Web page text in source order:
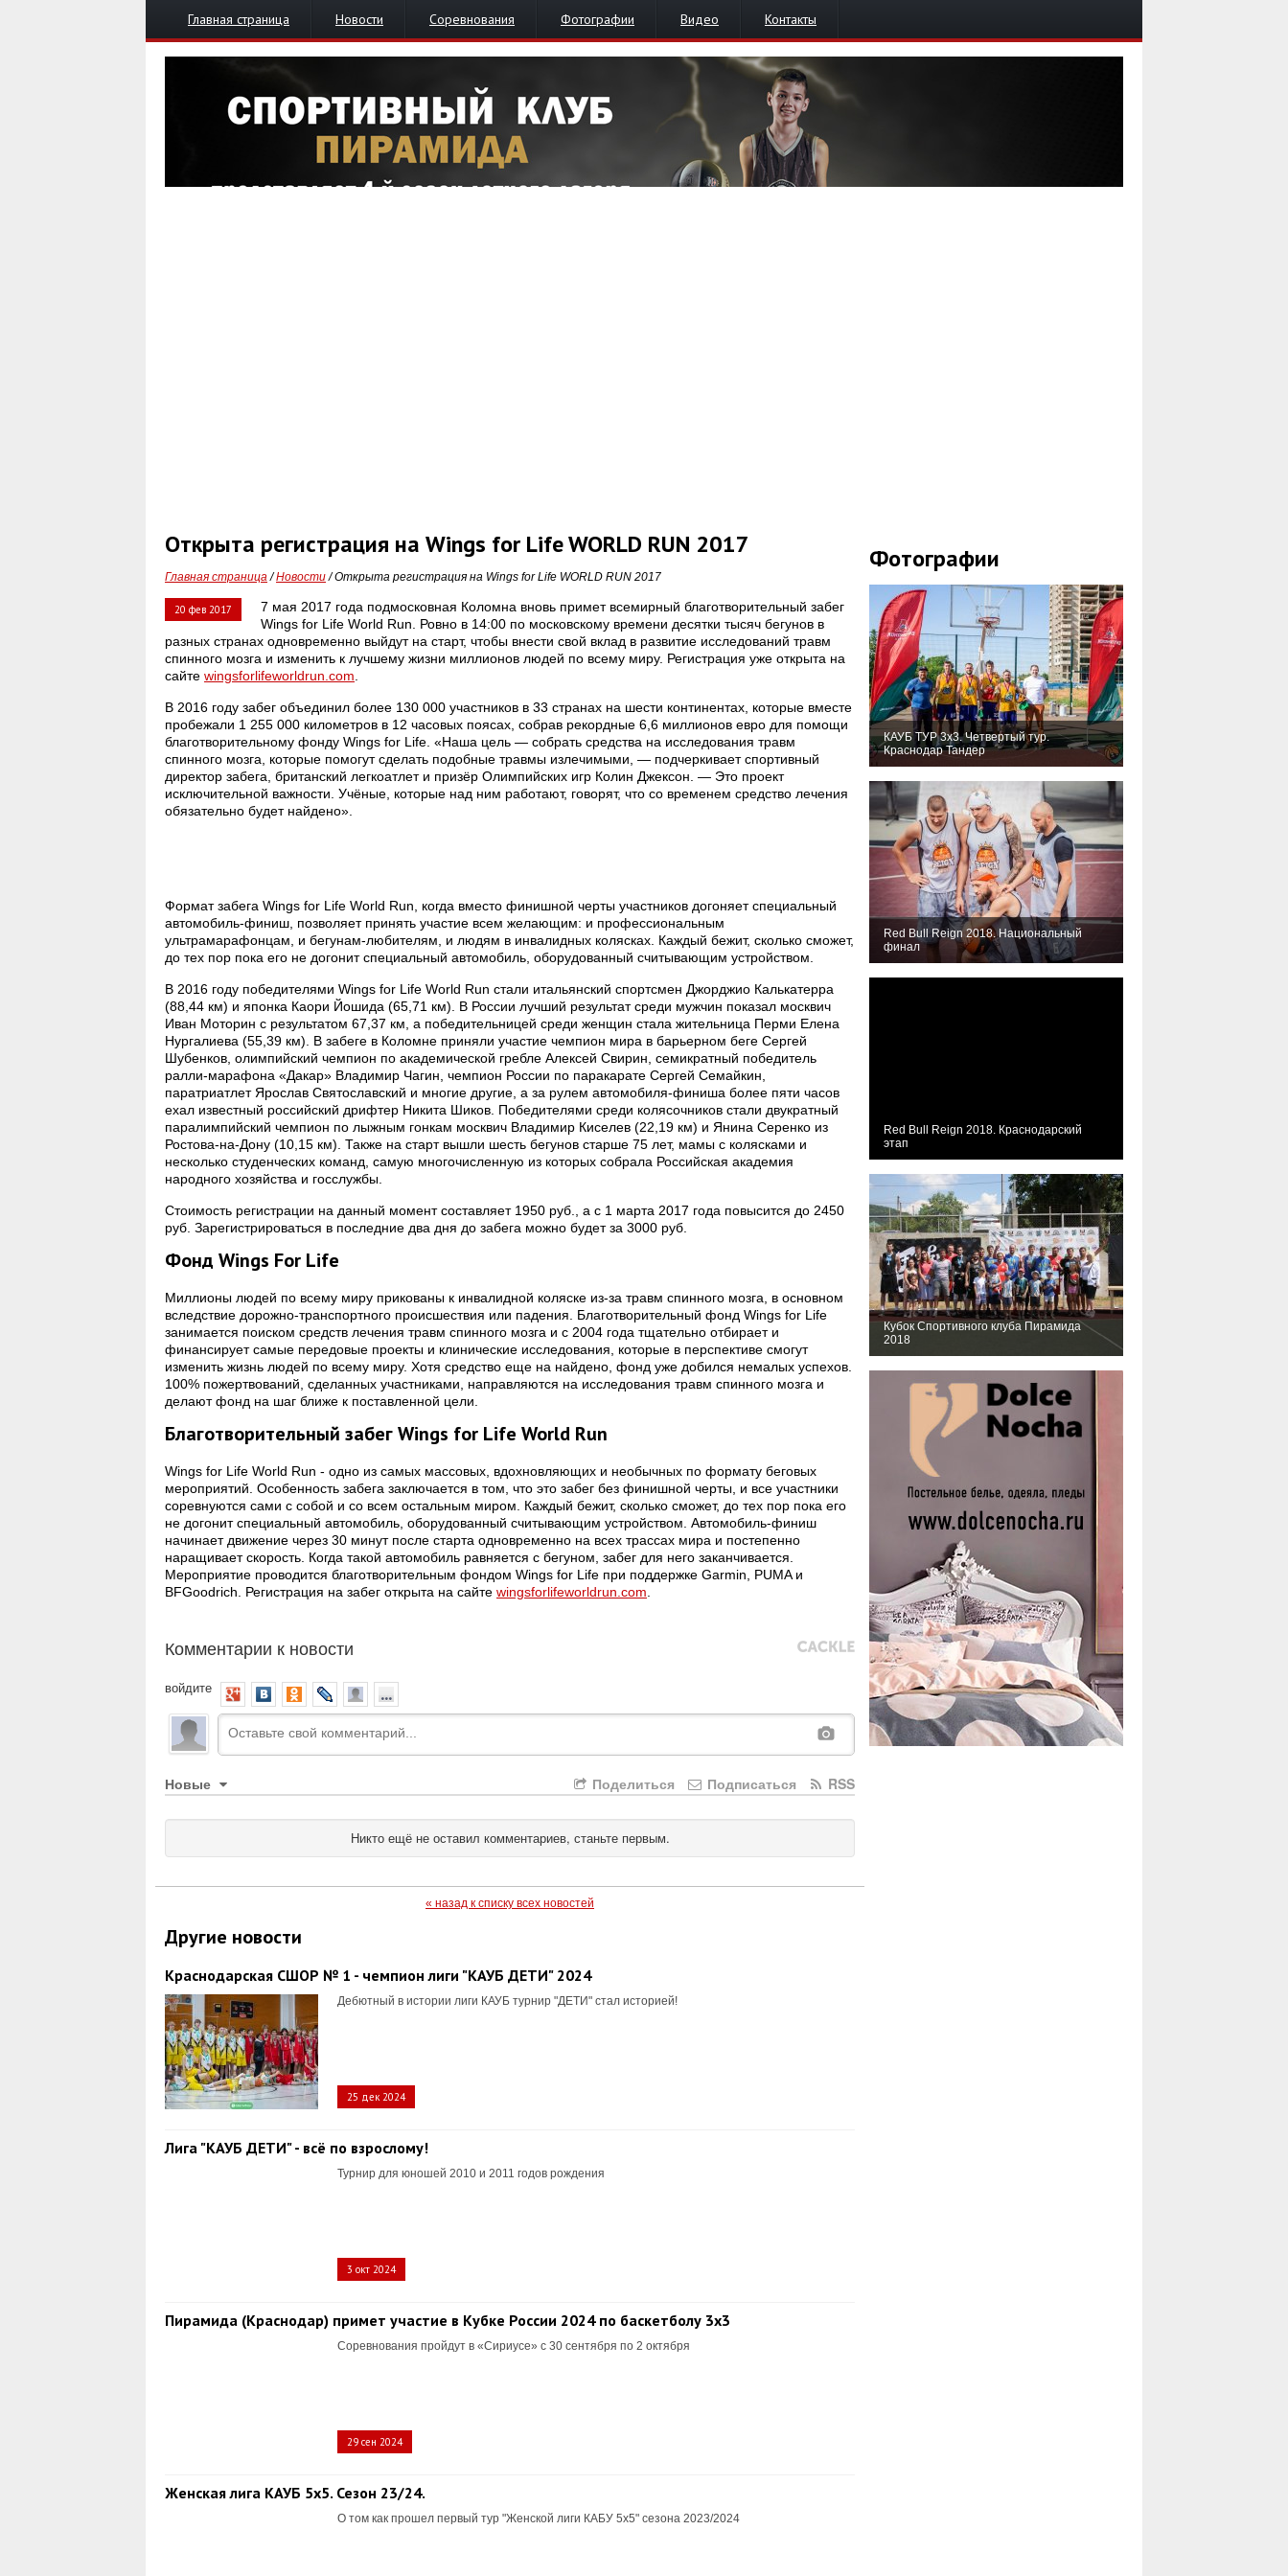
Главная страница Новости Соревнования Фотографии Видео Контакты
Открыта регистрация на Wings for Life WORLD RUN 2017
Главная страница/Новости/ Открыта регистрация на Wings for Life WORLD RUN 2017
20 фев 2017
7 мая 2017 года подмосковная Коломна вновь примет всемирный благотворительный забег
Wings for Life World Run. Ровно в 14:00 по московскому времени десятки тысяч бегунов в
разных странах одновременно выйдут на старт, чтобы внести свой вклад в развитие исследований травм
спинного мозга и изменить к лучшему жизни миллионов людей по всему миру. Регистрация уже открыта на
сайте wingsforlifeworldrun.com
В 2016 году забег объединил более 130 000 участников в 33 странах на шести континентах, которые вместе
пробежали 1 255 000 километров в 12 часовых поясах, собрав рекордные 6,6 миллионов евро для помощи
благотворительному фонду Wings for Life. «Наша цель ― собрать средства на исследования травм
спинного мозга, которые помогут сделать подобные травмы излечимыми, ― подчеркивает спортивный
директор забега, британский легкоатлет и призёр Олимпийских игр Колин Джексон. ― Это проект
исключительной важности. Учёные, которые над ним работают, говорят, что со временем средство лечения
обязательно будет найдено».
Формат забега Wings for Life World Run, когда вместо финишной черты участников догоняет специальный
автомобиль-финиш, позволяет принять участие всем желающим: и профессиональным
ультрамарафонцам, и бегунам-любителям, и людям в инвалидных колясках. Каждый бежит, сколько сможет,
до тех пор пока его не догонит специальный автомобиль, оборудованный считывающим устройством.
В 2016 году победителями Wings for Life World Run стали итальянский спортсмен Джорджио Калькатерра
(88,44 км) и японка Каори Йошида (65,71 км). В России лучший результат среди мужчин показал москвич
Иван Моторин с результатом 67,37 км, а победительницей среди женщин стала жительница Перми Елена
Нургалиева (55,39 км). В забеге в Коломне приняли участие чемпион мира в барьерном беге Сергей
Шубенков, олимпийский чемпион по академической гребле Алексей Свирин, семикратный победитель
ралли-марафона «Дакар» Владимир Чагин, чемпион России по паракарате Сергей Семайкин,
паратриатлет Ярослав Святославский и многие другие, а за рулем автомобиля-финиша более пяти часов
ехал известный российский дрифтер Никита Шиков. Победителями среди колясочников стали двукратный
паралимпийский чемпион по лыжным гонкам москвич Владимир Киселев (22,19 км) и Янина Серенко из
Ростова-на-Дону (10,15 км). Также на старт вышли шесть бегунов старше 75 лет, мамы с колясками и
несколько студенческих команд, самую многочисленную из которых собрала Российская академия
народного хозяйства и госслужбы.
Стоимость регистрации на данный момент составляет 1950 руб., а с 1 марта 2017 года повысится до 2450
руб. Зарегистрироваться в последние два дня до забега можно будет за 3000 руб.
Фонд Wings For Life
Миллионы людей по всему миру прикованы к инвалидной коляске из-за травм спинного мозга, в основном
вследствие дорожно-транспортного происшествия или падения. Благотворительный фонд Wings for Life
занимается поиском средств лечения травм спинного мозга и с 2004 года тщательно отбирает и
финансирует самые передовые проекты и клинические исследования, которые в перспективе смогут
изменить жизнь людей по всему миру. Хотя средство еще на найдено, фонд уже добился немалых успехов.
100% пожертвований, сделанных участниками, направляются на исследования травм спинного мозга и
делают фонд на шаг ближе к поставленной цели.
Благотворительный забег Wings for Life World Run
Wings for Life World Run - одно из самых массовых, вдохновляющих и необычных по формату беговых
мероприятий. Особенность забега заключается в том, что это забег без финишной черты, и все участники
соревнуются сами с собой и со всем остальным миром. Каждый бежит, сколько сможет, до тех пор пока его
не догонит специальный автомобиль, оборудованный считывающим устройством. Автомобиль-финиш
начинает движение через 30 минут после старта одновременно на всех трассах мира и постепенно
наращивает скорость. Когда такой автомобиль равняется с бегуном, забег для него заканчивается.
Мероприятие проводится благотворительным фондом Wings for Life при поддержке Garmin, PUMA и
BFGoodrich. Регистрация на забег открыта на сайте wingsforlifeworldrun.com
Комментарии к новости
войдите
Новые RSS
Подписаться
Поделиться
Никто ещё не оставил комментариев, станьте первым.
« назад к списку всех новостей
Другие новости
Краснодарская СШОР № 1 - чемпион лиги "КАУБ ДЕТИ" 2024
Дебютный в истории лиги КАУБ турнир "ДЕТИ" стал историей!
25 дек 2024
Лига "КАУБ ДЕТИ" - всё по взрослому!
Турнир для юношей 2010 и 2011 годов рождения
3 окт 2024
Пирамида (Краснодар) примет участие в Кубке России 2024 по баскетболу 3х3
Соревнования пройдут в «Сириусе» с 30 сентября по 2 октября
29 сен 2024
Женская лига КАУБ 5х5. Сезон 23/24.
О том как прошел первый тур "Женской лиги КАБУ 5х5" сезона 2023/2024
Фотографии
КАУБ ТУР 3х3. Четвертый тур.
Краснодар Тандер
Red Bull Reign 2018. Национальный
финал
Red Bull Reign 2018. Краснодарский
этап
Кубок Спортивного клуба Пирамида
2018